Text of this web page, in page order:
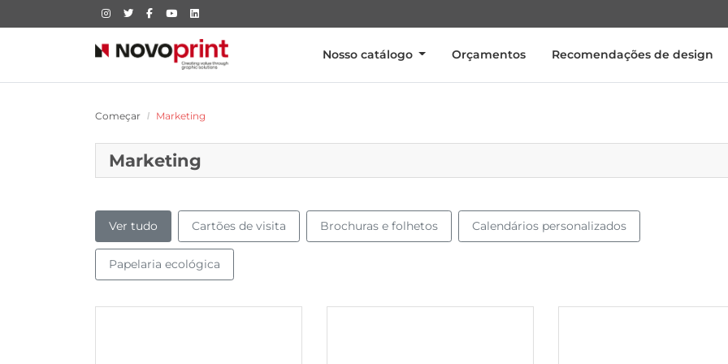
Nosso catálogo Orçamentos Recomendações de design
Começar Marketing
Marketing
Ver tudo Cartões de visita Brochuras e folhetos Calendários personalizados
Papelaria ecológica